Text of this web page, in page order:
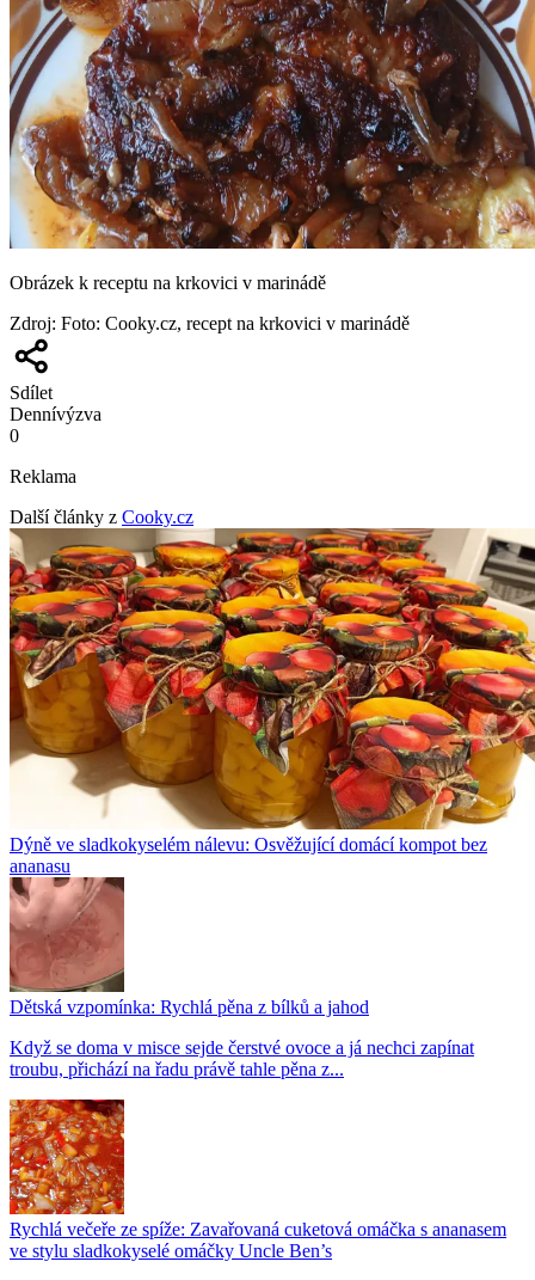
Obrázek k receptu na krkovici v marinádě
Zdroj: Foto: Cooky.cz, recept na krkovici v marinádě
Sdílet
Dennívýzva
0
Reklama
Další články z Cooky.cz
Dýně ve sladkokyselém nálevu: Osvěžující domácí kompot bez
ananasu
Dětská vzpomínka: Rychlá pěna z bílků a jahod
Když se doma v misce sejde čerstvé ovoce a já nechci zapínat
troubu, přichází na řadu právě tahle pěna z...
Rychlá večeře ze spíže: Zavařovaná cuketová omáčka s ananasem
ve stylu sladkokyselé omáčky Uncle Ben’s